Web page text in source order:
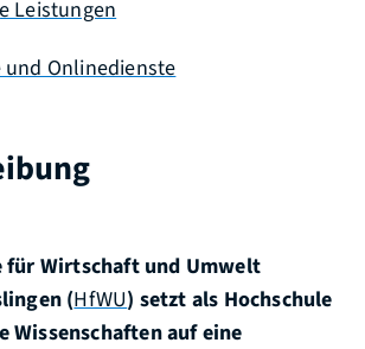
Leistungen
Onlinedienste
für Wirtschaft und Umwelt
(HfWU) setzt als Hochschule
Wissenschaften auf eine